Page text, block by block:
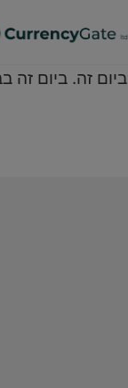
ביום זה. ביום זה